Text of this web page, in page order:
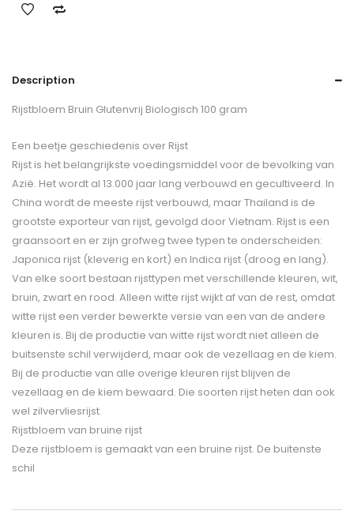
Description
Rijstbloem Bruin Glutenvrij Biologisch 100 gram
Een beetje geschiedenis over Rijst
Rijst is het belangrijkste voedingsmiddel voor de bevolking van
Azië. Het wordt al 13.000 jaar lang verbouwd en gecultiveerd. In
China wordt de meeste rijst verbouwd, maar Thailand is de
grootste exporteur van rijst, gevolgd door Vietnam. Rijst is een
graansoort en er zijn grofweg twee typen te onderscheiden:
Japonica rijst (kleverig en kort) en Indica rijst (droog en lang).
Van elke soort bestaan rijsttypen met verschillende kleuren, wit,
bruin, zwart en rood. Alleen witte rijst wijkt af van de rest, omdat
witte rijst een verder bewerkte versie van een van de andere
kleuren is. Bij de productie van witte rijst wordt niet alleen de
buitsenste schil verwijderd, maar ook de vezellaag en de kiem.
Bij de productie van alle overige kleuren rijst blijven de
vezellaag en de kiem bewaard. Die soorten rijst heten dan ook
wel zilvervliesrijst.
Rijstbloem van bruine rijst
Deze rijstbloem is gemaakt van een bruine rijst. De buitenste
schil